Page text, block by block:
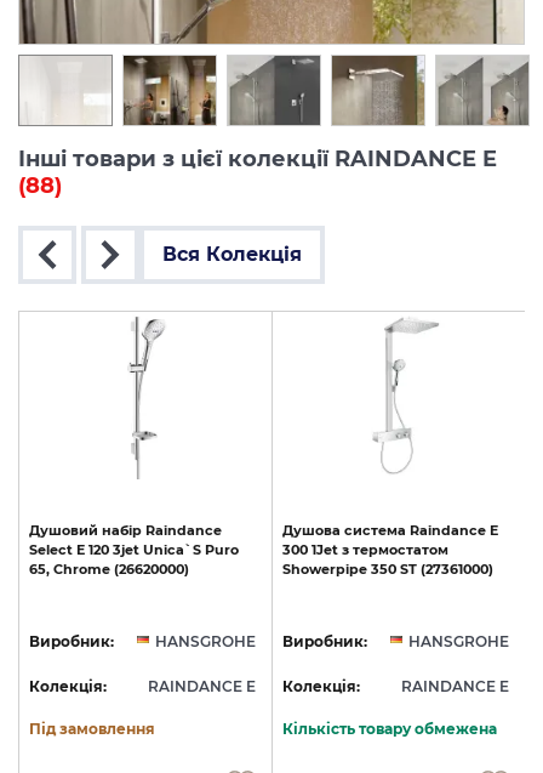
Інші товари з цієї колекції RAINDANCE E
(88)
Вся Колекція
Душовий набір Raindance
Select E 120 3jet Unica`S Puro
65, Chrome (26620000)
Виробник: HANSGROHE
Колекція: RAINDANCE E
Під замовлення
Душова система Raindance E
300 1Jet з термостатом
Showerpipe 350 ST (27361000)
Виробник: HANSGROHE
Колекція: RAINDANCE E
Кількість товару обмежена